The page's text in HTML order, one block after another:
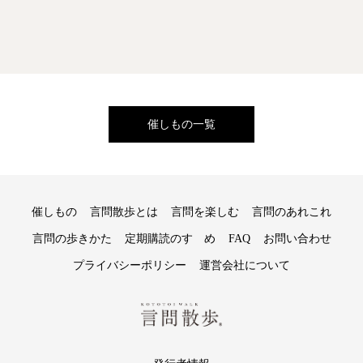
催しもの一覧
催しもの 言問散歩とは 言問を楽しむ 言問のあれこれ
言問の歩きかた 定期購読のすゝめ FAQ お問い合わせ
プライバシーポリシー 運営会社について